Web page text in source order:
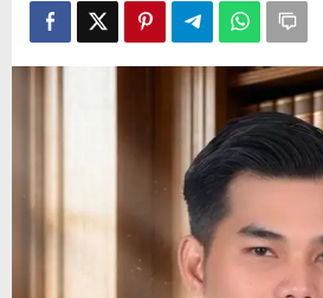
Kantor
Hukum
Maryadi,
Rekan
buka
suara